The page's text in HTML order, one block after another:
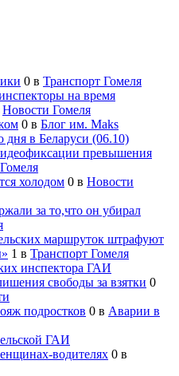
0 в Транспорт Гомеля
на время
Новости Гомеля
0 в Блог им. Maks
дня в Беларуси (06.10)
превышения
холодом 0 в Новости
за то,что он убирал
маршруток штрафуют
1 в Транспорт Гомеля
инспектора ГАИ
свободы за взятки 0
подростков 0 в Аварии в
ГАИ
водителях 0 в